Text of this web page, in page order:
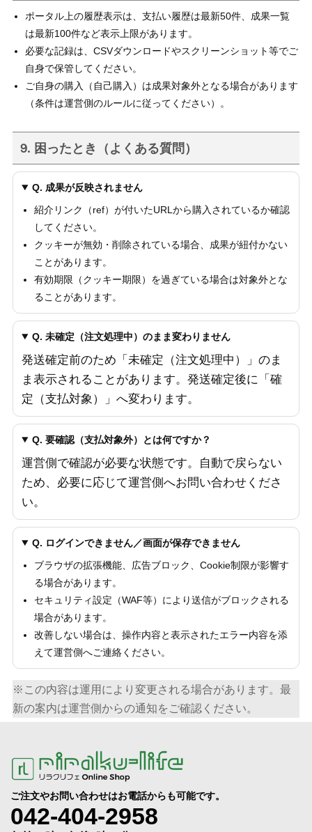
ポータル上の履歴表示は、支払い履歴は最新50件、成果一覧
は最新100件など表示上限があります。
必要な記録は、CSVダウンロードやスクリーンショット等でご
自身で保管してください。
ご自身の購入（自己購入）は成果対象外となる場合があります
（条件は運営側のルールに従ってください）。
9. 困ったとき（よくある質問）
Q. 成果が反映されません
紹介リンク（ref）が付いたURLから購入されているか確認
してください。
クッキーが無効・削除されている場合、成果が紐付かない
ことがあります。
有効期限（クッキー期限）を過ぎている場合は対象外とな
ることがあります。
Q. 未確定（注文処理中）のまま変わりません
発送確定前のため「未確定（注文処理中）」のま
ま表示されることがあります。発送確定後に「確
定（支払対象）」へ変わります。
Q. 要確認（支払対象外）とは何ですか？
運営側で確認が必要な状態です。自動で戻らない
ため、必要に応じて運営側へお問い合わせくださ
い。
Q. ログインできません／画面が保存できません
ブラウザの拡張機能、広告ブロック、Cookie制限が影響す
る場合があります。
セキュリティ設定（WAF等）により送信がブロックされる
場合があります。
改善しない場合は、操作内容と表示されたエラー内容を添
えて運営側へご連絡ください。
※この内容は運用により変更される場合があります。最
新の案内は運営側からの通知をご確認ください。
ご注文やお問い合わせはお電話からも可能です。
042-404-2958